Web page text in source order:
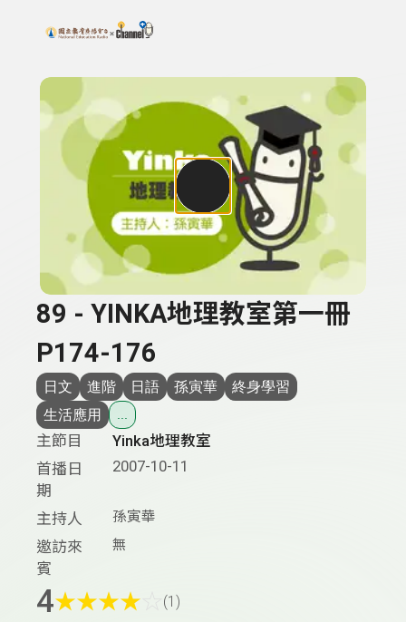
上方功能區塊
搜尋關鍵字：可輸入節目名稱、主持人或關鍵字
89 - YINKA地理教室第一冊
P174-176
日文 進階 日語 孫寅華
終身學習
生活應用
...
主節目
Yinka地理教室
首播日
期
2007-10-11
主持人 孫寅華
邀訪來
賓
無
4★★★★ (1)